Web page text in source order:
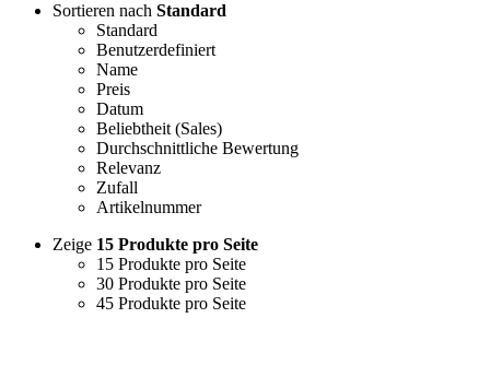
Sortieren nach Standard
Standard
Benutzerdefiniert
Name
Preis
Datum
Beliebtheit (Sales)
Durchschnittliche Bewertung
Relevanz
Zufall
Artikelnummer
Zeige 15 Produkte pro Seite
15 Produkte pro Seite
30 Produkte pro Seite
45 Produkte pro Seite